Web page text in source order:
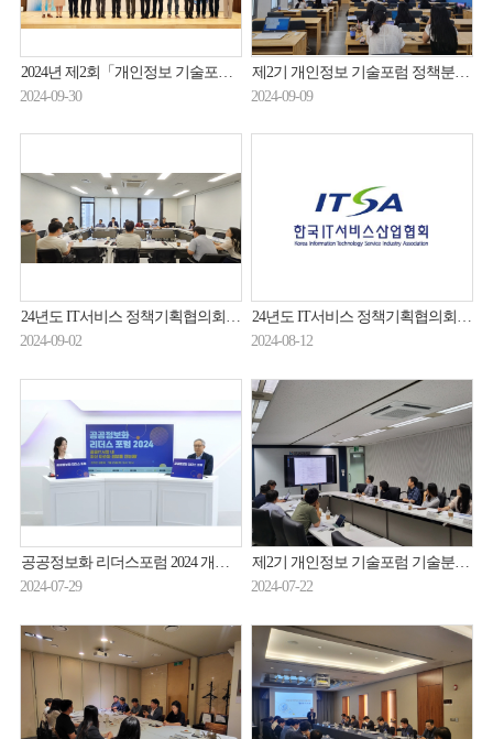
2024년 제2회「개인정보 기술포럼 」세미나 개최 (24.9.24.)
2024-09-30
제2기 개인정보 기술포럼 정책분과 미니세미나 개최(24.9.3.)
2024-09-09
24년도 IT서비스 정책기획협의회 제3차 정기회의 개최(24.8.27.)
2024-09-02
24년도 IT서비스 정책기획협의회 제3차 정기회의 개최(24.8.27.)
2024-08-12
공공정보화 리더스포럼 2024 개최(24.07.25.)
2024-07-29
제2기 개인정보 기술포럼 기술분과 보고서 작성 소분과위원회 개최(24.7.18.)
2024-07-22